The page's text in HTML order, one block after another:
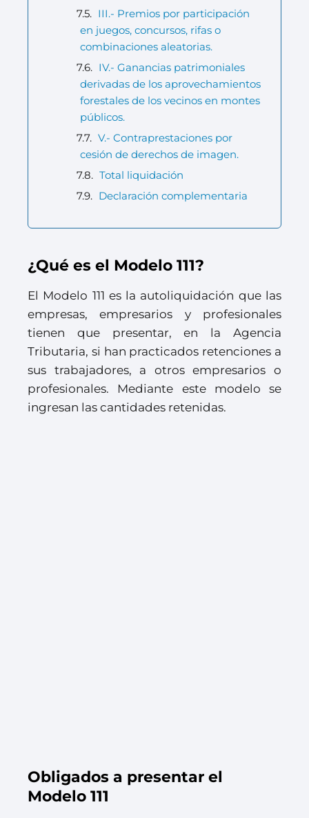
III.- Premios por participación
en juegos, concursos, rifas o
combinaciones aleatorias.
IV.- Ganancias patrimoniales
derivadas de los aprovechamientos
forestales de los vecinos en montes
públicos.
V.- Contraprestaciones por
cesión de derechos de imagen.
Total liquidación
Declaración complementaria
¿Qué es el Modelo 111?
El Modelo 111 es la autoliquidación que las
empresas, empresarios y profesionales
tienen que presentar, en la Agencia
Tributaria, si han practicados retenciones a
sus trabajadores, a otros empresarios o
profesionales. Mediante este modelo se
ingresan las cantidades retenidas.
Obligados a presentar el
Modelo 111